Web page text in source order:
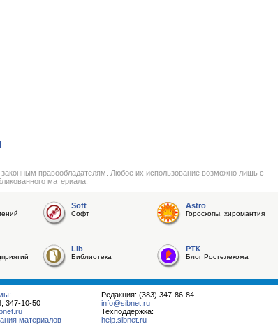
правообладателям. Любое их использование возможно лишь с
материала.
Soft
Софт
Astro
Гороскопы, хиромантия
Lib
Библиотека
РТК
Блог Ростелекома
Редакция: (383) 347-86-84
info@sibnet.ru
Техподдержка:
help.sibnet.ru
347-10-50
материалов